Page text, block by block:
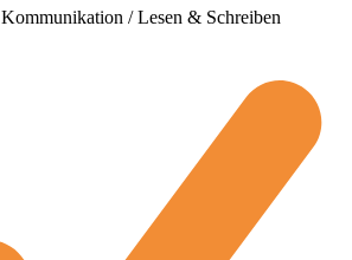
/ Lesen & Schreiben